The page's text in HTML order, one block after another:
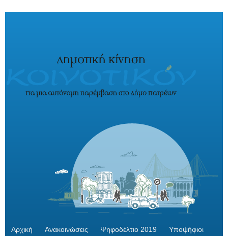
Αρχική Ανακοινώσεις Ψηφοδέλτιο 2019 Υποψήφιοι